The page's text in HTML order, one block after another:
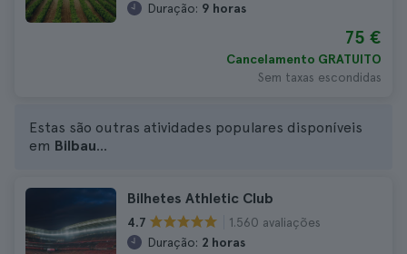
Duração: 9 horas
75 €
Cancelamento GRATUITO
Sem taxas escondidas
Estas são outras atividades populares disponíveis
em Bilbau...
Bilhetes Athletic Club
4.7
1.560 avaliações
Duração: 2 horas